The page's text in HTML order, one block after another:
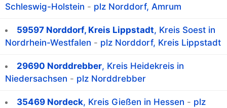
Schleswig-Holstein - plz Norddorf, Amrum
59597 Norddorf, Kreis Lippstadt, Kreis Soest in
Nordrhein-Westfalen - plz Norddorf, Kreis Lippstadt
29690 Norddrebber, Kreis Heidekreis in
Niedersachsen - plz Norddrebber
35469 Nordeck, Kreis Gießen in Hessen - plz